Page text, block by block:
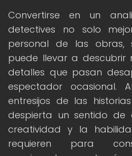
Convertirse en un
detectives no solo
personal de las obras,
puede llevar a descubrir
detalles que pasan
espectador ocasional.
entresijos de las
despierta un sentido de
creatividad y la
requieren para